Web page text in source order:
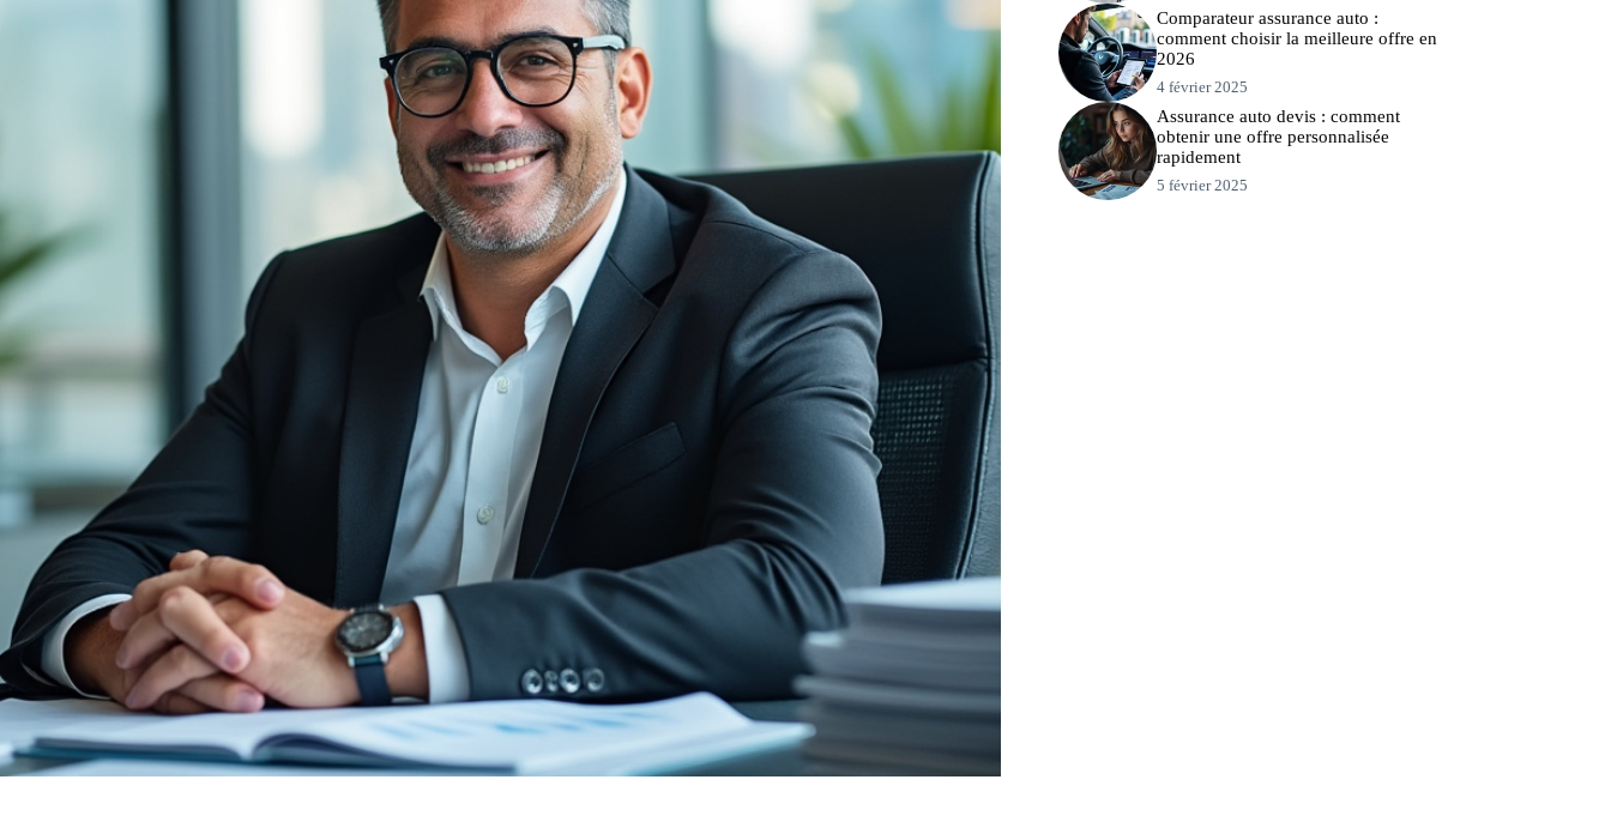
Comparateur assurance auto :
comment choisir la meilleure offre en
2026
4 février 2025
Assurance auto devis : comment
obtenir une offre personnalisée
rapidement
5 février 2025